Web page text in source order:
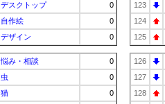
デスクトップ
0
自作絵
0
デザイン 0
悩み・相談
0
虫
0
猫
0
123
124
125
126
127
128